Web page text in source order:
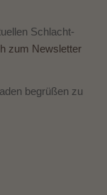
Schlacht-
zum Newsletter
begrüßen zu